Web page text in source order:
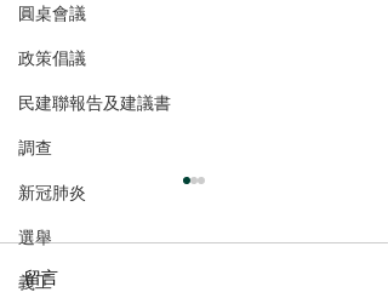
圓桌會議
政策倡議
民建聯報告及建議書
調查
新冠肺炎
選舉
義工
留言